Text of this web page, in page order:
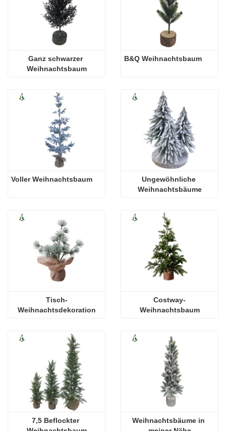
Ganz schwarzer
Weihnachtsbaum
B&Q Weihnachtsbaum
Voller Weihnachtsbaum
Ungewöhnliche
Weihnachtsbäume
Tisch-
Weihnachtsdekoration
Costway-
Weihnachtsbaum
7,5 Beflockter
Weihnachtsbäume in